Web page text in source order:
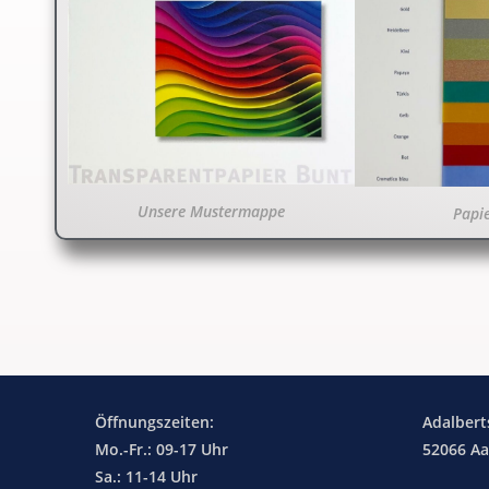
Unsere Mustermappe
Öffnungszeiten:
Mo.-Fr.: 09-17 Uhr
Sa.: 11-14 Uhr
52066